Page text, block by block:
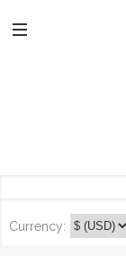
Currency: